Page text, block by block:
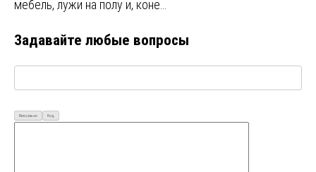
мебель, лужи на полу и, коне…
Задавайте любые вопросы
Визуально Код